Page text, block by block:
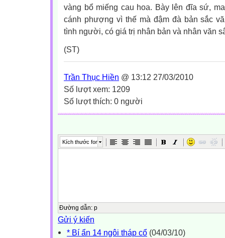
vàng bổ miếng cau hoa. Bày lên đĩa sứ,
cánh phượng vì thế mà đậm đà bản sắc
tình người, có giá trị nhân bản và nhân văn
(ST)
Trần Thục Hiền @ 13:12 27/03/2010
Số lượt xem: 1209
Số lượt thích: 0 người
Kích thước font
Đường dẫn: p
Gửi ý kiến
* Bí ẩn 14 ngôi tháp cổ (04/03/10)